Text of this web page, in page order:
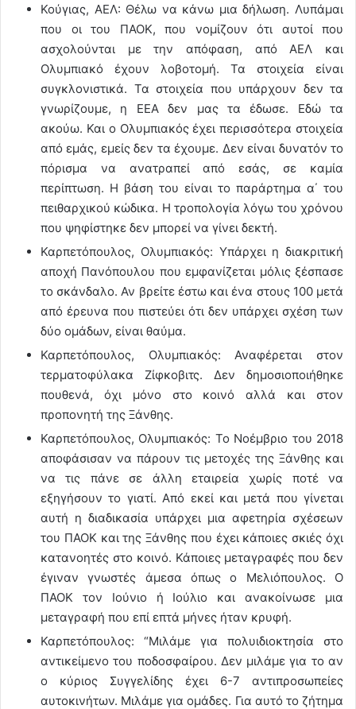
Κούγιας, ΑΕΛ: Θέλω να κάνω μια δήλωση. Λυπάμαι
που οι του ΠΑΟΚ, που νομίζουν ότι αυτοί που
ασχολούνται με την απόφαση, από ΑΕΛ και
Ολυμπιακό έχουν λοβοτομή. Τα στοιχεία είναι
συγκλονιστικά. Τα στοιχεία που υπάρχουν δεν τα
γνωρίζουμε, η ΕΕΑ δεν μας τα έδωσε. Εδώ τα
ακούω. Και ο Ολυμπιακός έχει περισσότερα στοιχεία
από εμάς, εμείς δεν τα έχουμε. Δεν είναι δυνατόν το
πόρισμα να ανατραπεί από εσάς, σε καμία
περίπτωση. Η βάση του είναι το παράρτημα α΄ του
πειθαρχικού κώδικα. Η τροπολογία λόγω του χρόνου
που ψηφίστηκε δεν μπορεί να γίνει δεκτή.
Καρπετόπουλος, Ολυμπιακός: Υπάρχει η διακριτική
αποχή Πανόπουλου που εμφανίζεται μόλις ξέσπασε
το σκάνδαλο. Αν βρείτε έστω και ένα στους 100 μετά
από έρευνα που πιστεύει ότι δεν υπάρχει σχέση των
δύο ομάδων, είναι θαύμα.
Καρπετόπουλος, Ολυμπιακός: Αναφέρεται στον
τερματοφύλακα Ζίφκοβιτς. Δεν δημοσιοποιήθηκε
πουθενά, όχι μόνο στο κοινό αλλά και στον
προπονητή της Ξάνθης.
Καρπετόπουλος, Ολυμπιακός: Το Νοέμβριο του 2018
αποφάσισαν να πάρουν τις μετοχές της Ξάνθης και
να τις πάνε σε άλλη εταιρεία χωρίς ποτέ να
εξηγήσουν το γιατί. Από εκεί και μετά που γίνεται
αυτή η διαδικασία υπάρχει μια αφετηρία σχέσεων
του ΠΑΟΚ και της Ξάνθης που έχει κάποιες σκιές όχι
κατανοητές στο κοινό. Κάποιες μεταγραφές που δεν
έγιναν γνωστές άμεσα όπως ο Μελιόπουλος. Ο
ΠΑΟΚ τον Ιούνιο ή Ιούλιο και ανακοίνωσε μια
μεταγραφή που επί επτά μήνες ήταν κρυφή.
Καρπετόπουλος: “Μιλάμε για πολυιδιοκτησία στο
αντικείμενο του ποδοσφαίρου. Δεν μιλάμε για το αν
ο κύριος Συγγελίδης έχει 6-7 αντιπροσωπείες
αυτοκινήτων. Μιλάμε για ομάδες. Για αυτό το ζήτημα